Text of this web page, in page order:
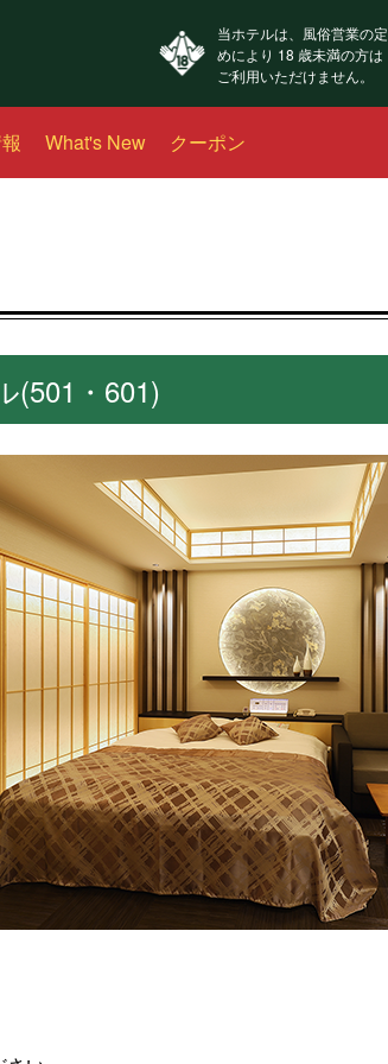
当ホテルは、風俗営業の定
めにより 18 歳未満の方は
ご利用いただけません。
What's New クーポン
・601)